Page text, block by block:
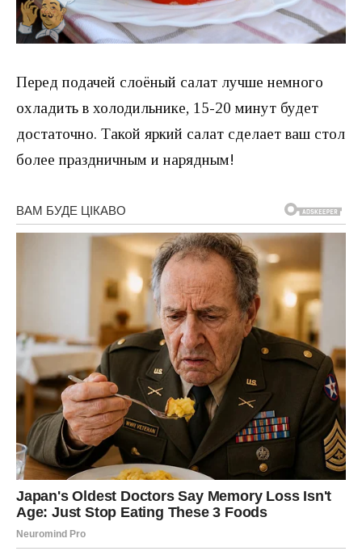
Перед подачей слоёный салат лучше немного
охладить в холодильнике, 15-20 минут будет
достаточно. Такой яркий салат сделает ваш стол
более праздничным и нарядным!